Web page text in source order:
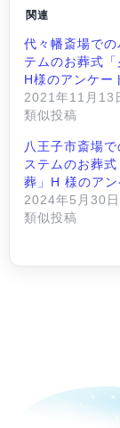
関連
代々幡斎場での
テムのお葬式「
H様のアンケー
2021年11月13
類似投稿
八王子市斎場
ステムのお葬
葬」H 様のアン
2024年5月30日
類似投稿